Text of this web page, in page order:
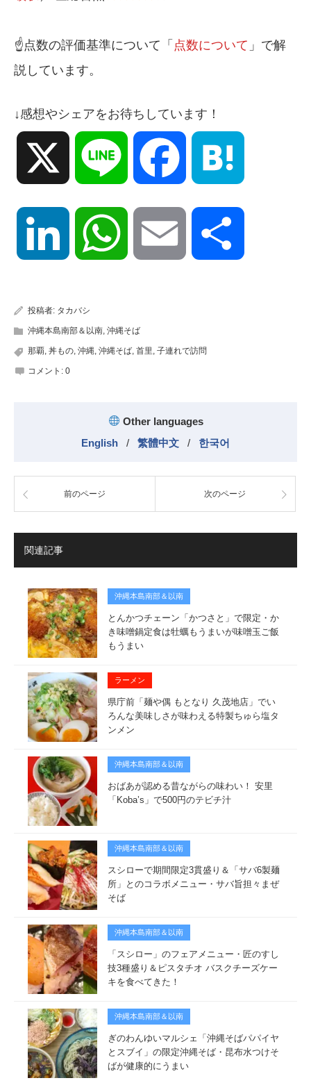
☝️点数の評価基準について「 点数について 」で解
説しています。
↓感想やシェアをお待ちしています！
Line Facebook
LinkedIn WhatsApp Email
投稿者: タカバシ
沖縄本島南部＆以南 沖縄そば
那覇 丼もの 沖縄 沖縄そば 首里 子連れで訪問
コメント: 0
Other languages
English
/ 繁體中文 / 한국어
前のページ 次のページ
関連記事
沖縄本島南部＆以南
とんかつチェーン「かつさと」で限定・か
き味噌鍋定食は牡蠣もうまいが味噌玉ご飯
もうまい
ラーメン
県庁前「麺や偶 もとなり 久茂地店」でい
ろんな美味しさが味わえる特製ちゅら塩タ
ンメン
沖縄本島南部＆以南
おばあが認める昔ながらの味わい！ 安里
「Koba’s」で500円のテビチ汁
沖縄本島南部＆以南
スシローで期間限定3貫盛り＆「サバ6製麺
所」とのコラボメニュー・サバ旨担々まぜ
そば
沖縄本島南部＆以南
「スシロー」のフェアメニュー・匠のすし
技3種盛り＆ピスタチオ バスクチーズケー
キを食べてきた！
沖縄本島南部＆以南
ぎのわんゆいマルシェ「沖縄そばパパイヤ
とスブイ」の限定沖縄そば・昆布水つけそ
ばが健康的にうまい